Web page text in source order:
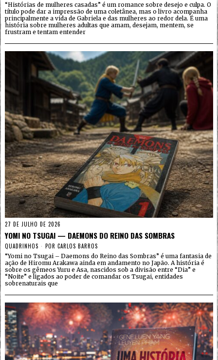
“Histórias de mulheres casadas” é um romance sobre desejo e culpa. O
título pode dar a impressão de uma coletânea, mas o livro acompanha
principalmente a vida de Gabriela e das mulheres ao redor dela. É uma
história sobre mulheres adultas que amam, desejam, mentem, se
frustram e tentam entender
27 DE JULHO DE 2026
YOMI NO TSUGAI — DAEMONS DO REINO DAS SOMBRAS
QUADRINHOS POR CARLOS BARROS
“Yomi no Tsugai – Daemons do Reino das Sombras” é uma fantasia de
ação de Hiromu Arakawa ainda em andamento no Japão. A história é
sobre os gêmeos Yuru e Asa, nascidos sob a divisão entre “Dia” e
“Noite” e ligados ao poder de comandar os Tsugai, entidades
sobrenaturais que